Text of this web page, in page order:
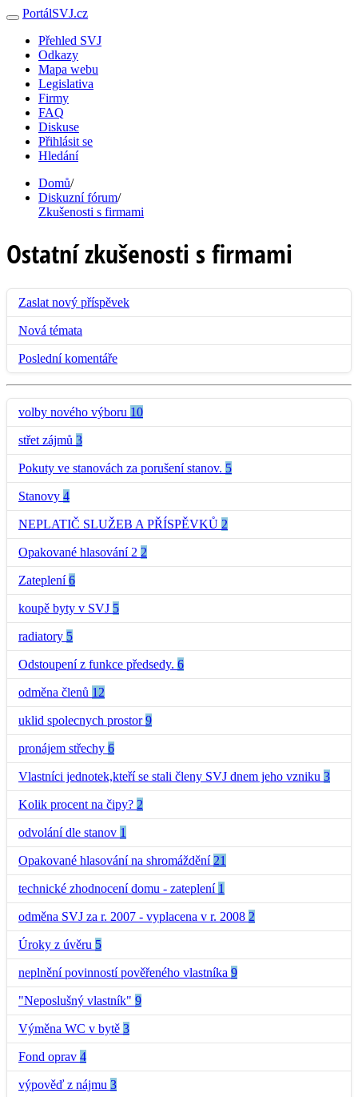
PortálSVJ.cz
Přehled SVJ
Odkazy
Mapa webu
Legislativa
Firmy
FAQ
Diskuse
Přihlásit se
Hledání
Domů/
Diskuzní fórum/
Zkušenosti s firmami
Ostatní zkušenosti s firmami
Zaslat nový příspěvek
Nová témata
Poslední komentáře
volby nového výboru 10
střet zájmů 3
Pokuty ve stanovách za porušení stanov. 5
Stanovy 4
NEPLATIČ SLUŽEB A PŘÍSPĚVKŮ 2
Opakované hlasování 2 2
Zateplení6
koupě byty v SVJ 5
radiatory 5
Odstoupení z funkce předsedy. 6
odměna členů 12
uklid spolecnych prostor9
pronájem střechy 6
Vlastníci jednotek,kteří se stali členy SVJ dnem jeho vzniku 3
Kolik procent na čipy? 2
odvolání dle stanov 1
Opakované hlasování na shromáždění 21
technické zhodnocení domu - zateplení 1
odměna SVJ za r. 2007 - vyplacena v r. 2008 2
Úroky z úvěru 5
neplnění povinností pověřeného vlastníka 9
"Neposlušný vlastník" 9
Výměna WC v bytě 3
Fond oprav 4
výpověď z nájmu 3